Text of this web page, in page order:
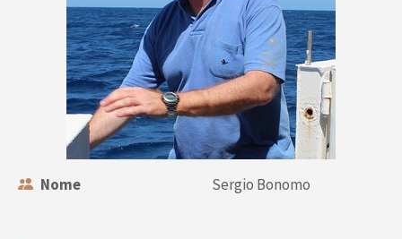
Nome Sergio Bonomo